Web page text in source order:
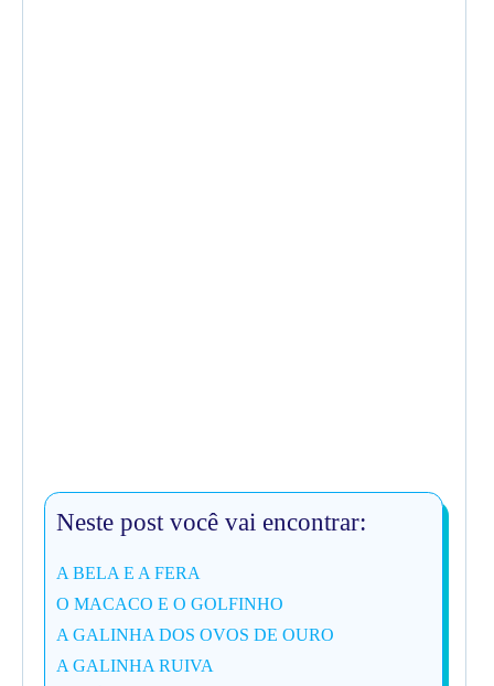
Neste post você vai encontrar:
A BELA E A FERA
O MACACO E O GOLFINHO
A GALINHA DOS OVOS DE OURO
A GALINHA RUIVA